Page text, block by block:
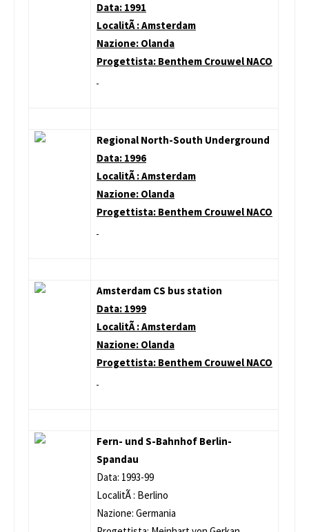
Data: 1991
LocalitÃ : Amsterdam
Nazione: Olanda
Progettista: Benthem Crouwel NACO
Regional North-South Underground
Data: 1996
LocalitÃ : Amsterdam
Nazione: Olanda
Progettista: Benthem Crouwel NACO
Amsterdam CS bus station
Data: 1999
LocalitÃ : Amsterdam
Nazione: Olanda
Progettista: Benthem Crouwel NACO
Fern- und S-Bahnhof Berlin-
Spandau
Data: 1993-99
LocalitÃ : Berlino
Nazione: Germania